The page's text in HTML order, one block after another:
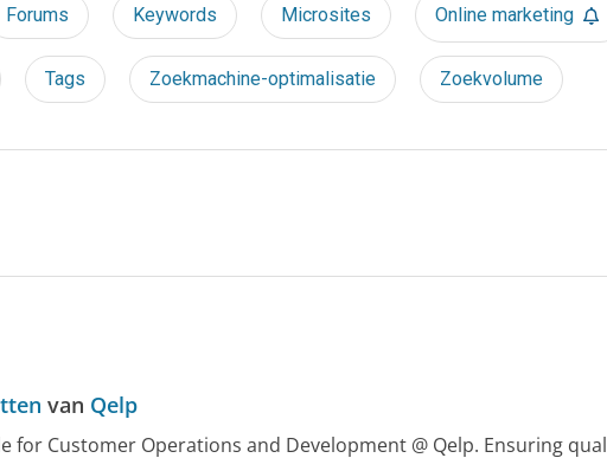
Forums Keywords Microsites Online marketing
Tags Zoekmachine-optimalisatie Zoekvolume
van Qelp
for Customer Operations and Development @ Qelp. Ensuring